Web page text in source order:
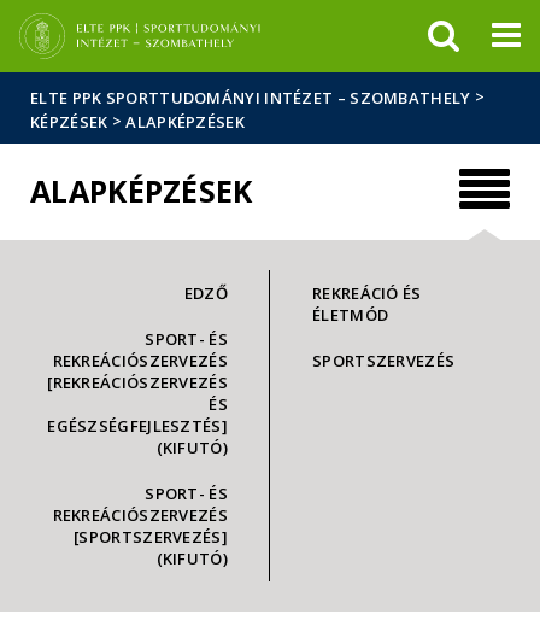
Hírek
Események
ELTE a
sajtóban
ELTE PPK SPORTTUDOMÁNYI INTÉZET – SZOMBATHELY >
KÉPZÉSEK > ALAPKÉPZÉSEK
ALAPKÉPZÉSEK
EDZŐ
SPORT- ÉS
REKREÁCIÓSZERVEZÉS
[REKREÁCIÓSZERVEZÉS
ÉS
EGÉSZSÉGFEJLESZTÉS]
(KIFUTÓ)
SPORT- ÉS
REKREÁCIÓSZERVEZÉS
[SPORTSZERVEZÉS]
(KIFUTÓ)
REKREÁCIÓ ÉS
ÉLETMÓD
SPORTSZERVEZÉS